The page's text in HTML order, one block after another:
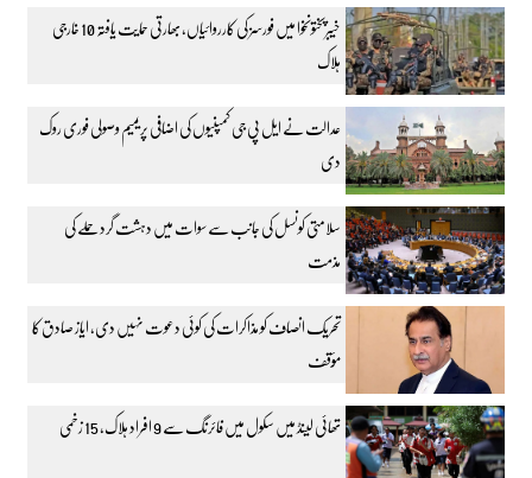
خیبرپختونخوا میں فورسز کی کارروائیاں، بھارتی حمایت یافتہ 10 خارجی
ہلاک
عدالت نے ایل پی جی کمپنیوں کی اضافی پریمیم وصولی فوری روک
دی
سلامتی کونسل کی جانب سے سوات میں دہشت گرد حملے کی
مذمت
تحریک انصاف کو مذاکرات کی کوئی دعوت نہیں دی، ایاز صادق کا
مؤقف
تھائی لینڈ میں سکول میں فائرنگ سے 9 افراد ہلاک، 15 زخمی